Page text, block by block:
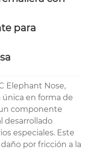
para
Elephant Nose,
única en forma de
componente
desarrollado
especiales. Este
por fricción a la